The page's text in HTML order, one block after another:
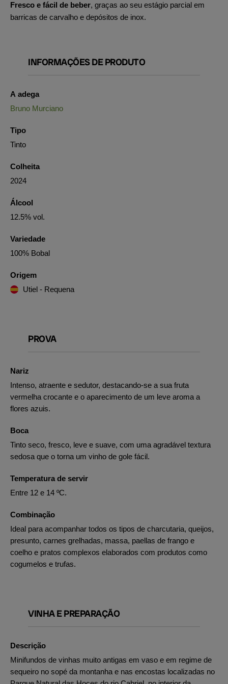
Fresco e fácil de beber, graças ao seu estágio parcial em
barricas de carvalho e depósitos de inox.
INFORMAÇÕES DE PRODUTO
A adega
Bruno Murciano
Tipo
Tinto
Colheita
2024
Álcool
12.5% vol.
Variedade
100% Bobal
Origem
Utiel - Requena
PROVA
Nariz
Intenso, atraente e sedutor, destacando-se a sua fruta
vermelha crocante e o aparecimento de um leve aroma a
flores azuis.
Boca
Tinto seco, fresco, leve e suave, com uma agradável textura
sedosa que o torna um vinho de gole fácil.
Temperatura de servir
Entre 12 e 14 ºC.
Combinação
Ideal para acompanhar todos os tipos de charcutaria, queijos,
presunto, carnes grelhadas, massa, paellas de frango e
coelho e pratos complexos elaborados com produtos como
cogumelos e trufas.
VINHA E PREPARAÇÃO
Descrição
Minifundos de vinhas muito antigas em vaso e em regime de
sequeiro no sopé da montanha e nas encostas localizadas no